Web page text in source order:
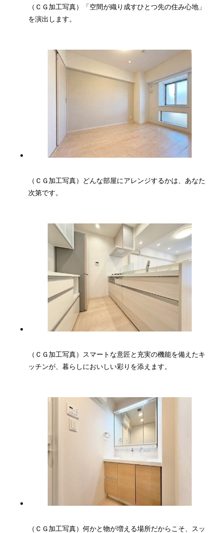
（ＣＧ加工写真）「空間が織り成すひとつ先の住み心地」
を演出します。
（ＣＧ加工写真）どんな部屋にアレンジするかは、あなた
次第です。
（ＣＧ加工写真）スマートな意匠と充実の機能を備えたキ
ッチンが、暮らしにおいしい彩りを添えます。
（ＣＧ加工写真）何かと物が増える場所だからこそ、スッ